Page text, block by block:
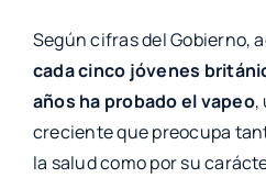
Según cifras del Gobierno,
cada cinco jóvenes
años ha probado el vapeo,
creciente que preocupa
la salud como por su